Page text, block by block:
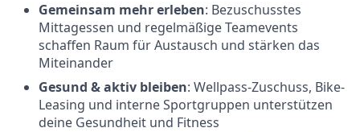
Gemeinsam mehr erleben: Bezuschusstes
Mittagessen und regelmäßige Teamevents
schaffen Raum für Austausch und stärken das
Miteinander
Gesund & aktiv bleiben: Wellpass-Zuschuss, Bike-
Leasing und interne Sportgruppen unterstützen
deine Gesundheit und Fitness